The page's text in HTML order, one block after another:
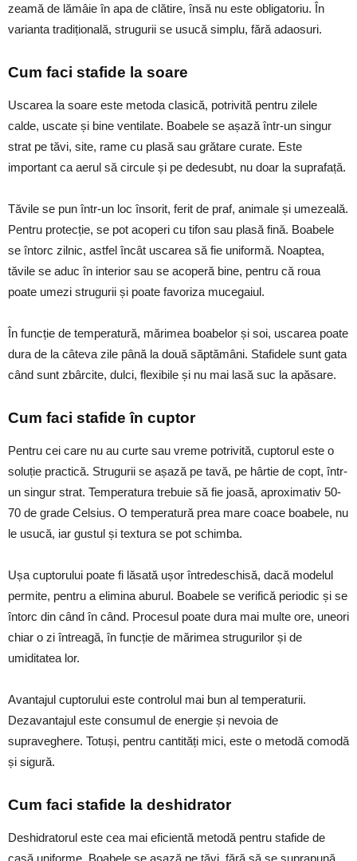
zeamă de lămâie în apa de clătire, însă nu este obligatoriu. În
varianta tradițională, strugurii se usucă simplu, fără adaosuri.
Cum faci stafide la soare
Uscarea la soare este metoda clasică, potrivită pentru zilele
calde, uscate și bine ventilate. Boabele se așază într-un singur
strat pe tăvi, site, rame cu plasă sau grătare curate. Este
important ca aerul să circule și pe dedesubt, nu doar la suprafață.
Tăvile se pun într-un loc însorit, ferit de praf, animale și umezeală.
Pentru protecție, se pot acoperi cu tifon sau plasă fină. Boabele
se întorc zilnic, astfel încât uscarea să fie uniformă. Noaptea,
tăvile se aduc în interior sau se acoperă bine, pentru că roua
poate umezi strugurii și poate favoriza mucegaiul.
În funcție de temperatură, mărimea boabelor și soi, uscarea poate
dura de la câteva zile până la două săptămâni. Stafidele sunt gata
când sunt zbârcite, dulci, flexibile și nu mai lasă suc la apăsare.
Cum faci stafide în cuptor
Pentru cei care nu au curte sau vreme potrivită, cuptorul este o
soluție practică. Strugurii se așază pe tavă, pe hârtie de copt, într-
un singur strat. Temperatura trebuie să fie joasă, aproximativ 50-
70 de grade Celsius. O temperatură prea mare coace boabele, nu
le usucă, iar gustul și textura se pot schimba.
Ușa cuptorului poate fi lăsată ușor întredeschisă, dacă modelul
permite, pentru a elimina aburul. Boabele se verifică periodic și se
întorc din când în când. Procesul poate dura mai multe ore, uneori
chiar o zi întreagă, în funcție de mărimea strugurilor și de
umiditatea lor.
Avantajul cuptorului este controlul mai bun al temperaturii.
Dezavantajul este consumul de energie și nevoia de
supraveghere. Totuși, pentru cantități mici, este o metodă comodă
și sigură.
Cum faci stafide la deshidrator
Deshidratorul este cea mai eficientă metodă pentru stafide de
casă uniforme. Boabele se așază pe tăvi, fără să se suprapună,